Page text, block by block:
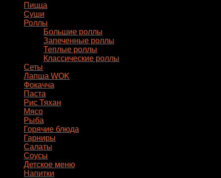
Пицца
Суши
Роллы
Большие роллы
Запеченные роллы
Теплые роллы
Классические роллы
Сеты
Лапша WOK
Фокачча
Паста
Рис Тяхан
Мясо
Рыба
Горячие блюда
Гарниры
Салаты
Соусы
Детское меню
Напитки